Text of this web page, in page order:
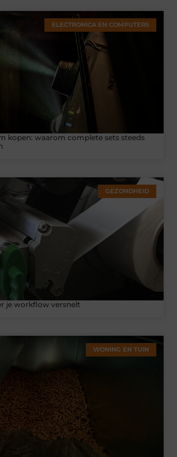
ELECTRONICA EN COMPUTERS
kopen: waarom complete sets steeds
GEZONDHEID
je workflow versnelt
WONING EN TUIN